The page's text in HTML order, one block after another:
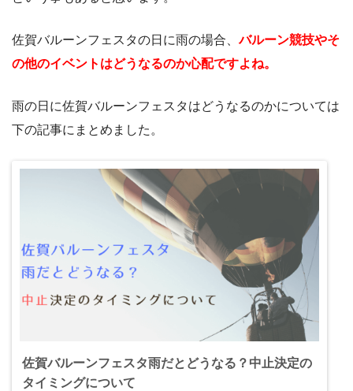
佐賀バルーンフェスタの日に雨の場合、バルーン競技やそ
の他のイベントはどうなるのか心配ですよね。
雨の日に佐賀バルーンフェスタはどうなるのかについては
下の記事にまとめました。
佐賀バルーンフェスタ雨だとどうなる？中止決定の
タイミングについて